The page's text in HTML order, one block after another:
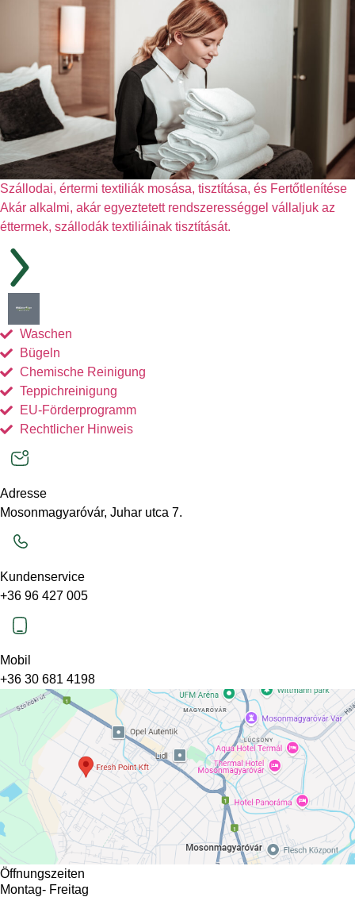
Szállodai, értermi textiliák mosása, tisztítása, és Fertőtlenítése
Akár alkalmi, akár egyeztetett rendszerességgel vállaljuk az
éttermek, szállodák textiliáinak tisztítását.
Waschen
Bügeln
Chemische Reinigung
Teppichreinigung
EU-Förderprogramm
Rechtlicher Hinweis
Adresse
Mosonmagyaróvár, Juhar utca 7.
Kundenservice
+36 96 427 005
Mobil
+36 30 681 4198
Öffnungszeiten
Montag- Freitag